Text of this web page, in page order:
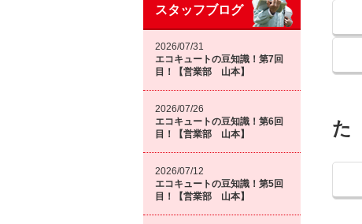
スタッフブログ
2026/07/31
エコキュートの豆知識！第7回
目！【営業部 山本】
2026/07/26
エコキュートの豆知識！第6回
目！【営業部 山本】
2026/07/12
エコキュートの豆知識！第5回
目！【営業部 山本】
た